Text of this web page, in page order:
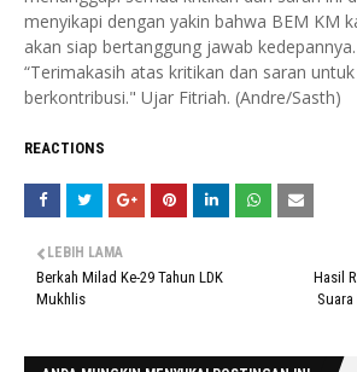
menyikapi dengan yakin bahwa BEM KM
akan siap bertanggung jawab kedepannya.
“Terimakasih atas kritikan dan saran
berkontribusi." Ujar Fitriah. (Andre/Sasth)
REACTIONS
Hasil
LEBIH LAMA
Berkah Milad Ke-29 Tahun LDK
Mukhlis